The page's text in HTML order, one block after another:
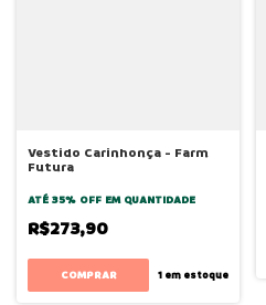
Vestido Carinhonça - Farm
Futura
ATÉ 35% OFF EM QUANTIDADE
R$273,90
COMPRAR 1em estoque